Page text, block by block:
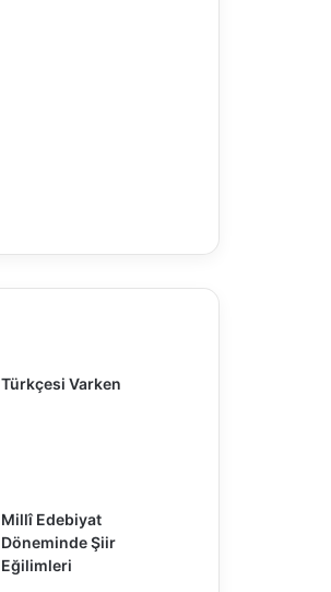
Türkçesi Varken
Millî Edebiyat
Döneminde Şiir
Eğilimleri